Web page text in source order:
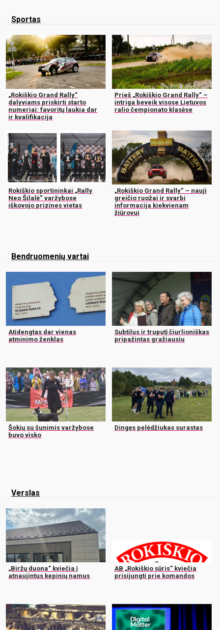
Sportas
„Rokiškio Grand Rally“
dalyviams priskirti starto
numeriai: favoritų laukia dar
ir kvalifikacija
Prieš „Rokiškio Grand Rally“ –
intriga beveik visose Lietuvos
ralio čempionato klasėse
Rokiškio sportininkai „Rally
Neo Šilalė“ varžybose
iškovojo prizines vietas
„Rokiškio Grand Rally“ – nauji
greičio ruožai ir svarbi
informacija kiekvienam
žiūrovui
Bendruomenių vartai
Atidengtas dar vienas
atminimo ženklas
Subtilus ir truputį čiurlioniškas
pripažintas gražiausiu
Šokių su šunimis varžybose
buvo visko
Dingęs pelėdžiukas surastas
Verslas
„Biržų duona“ kviečia į
atnaujintus kepinių namus
AB „Rokiškio sūris“ kviečia
prisijungti prie komandos